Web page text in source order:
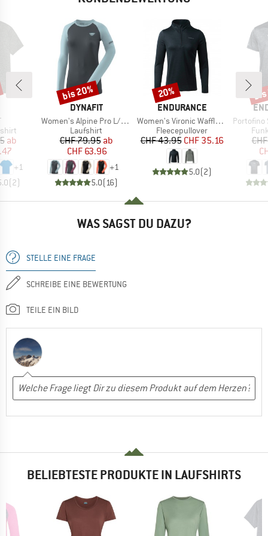
Preis
ab
+1
(2)
MARKE
DYNAFIT
Artikel
Women's Alpine Pro L/S Tee
Produktgruppe
Laufshirt
Preis
CHF 79.95reduzierter Preis
ab
CHF 63.96
+1
5.0(16)
Rabatt
bis 20%
MARKE
ENDURANCE
Artikel
Women's Vironic Waffle Melange Loose Fit Midlayer
Produktgruppe
Fleecepullover
Preis
CHF 43.95reduzierter Preis
CHF 35.16
5.0(2)
Rabatt
20%
Artikel
Portofino S/
WAS SAGST DU DAZU?
STELLE EINE FRAGE
SCHREIBE EINE BEWERTUNG
TEILE EIN BILD
BELIEBTESTE PRODUKTE IN LAUFSHIRTS